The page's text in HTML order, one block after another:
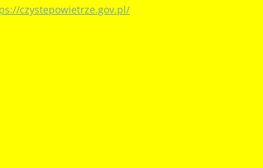
czystepowietrze.gov.pl/